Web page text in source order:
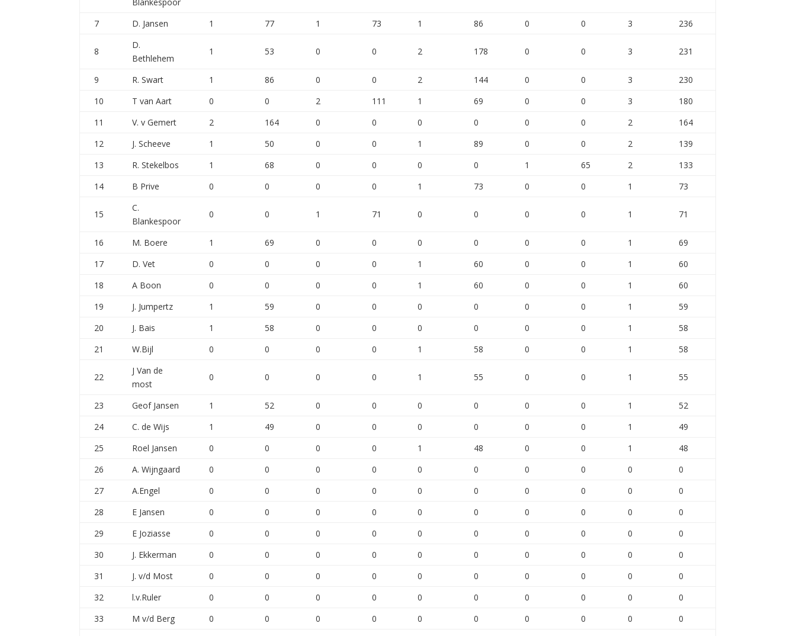
7 D. Jansen 1 77 1 73 1 86 0 0 3 236
8
D.
Bethlehem
1 53 0 0 2 178 0 0 3 231
9 R. Swart 1 86 0 0 2 144 0 0 3
230
10
T van Aart 0 0 2 111 1 69 0 0 3
180
11
V. v Gemert 2 164 0 0 0 0 0 0 2
164
12
J. Scheeve 1 50 0 0 1 89 0 0 2
139
13
R. Stekelbos 1 68 0 0 0 0 1 65 2
133
14
B Prive 0 0 0 0 1 73 0 0 1 73
15
C.
Blankespoor
0 0 1 71 0 0 0 0 1 71
16 M. Boere 1 69 0 0 0 0 0 0 1
69
17
D. Vet 0 0 0 0 1 60 0 0 1
60
18
A Boon 0 0 0 0 1 60 0 0 1
60
19
J. Jumpertz 1 59 0 0 0 0 0 0 1
59
20
J. Bais 1 58 0 0 0 0 0 0 1
58
21
W.Bijl 0 0 0 0 1 58 0 0 1 58
22
J Van de
most
0 0 0 0 1 55 0 0 1 55
23 Geof Jansen 1 52 0 0 0 0 0 0 1
52
24
C. de Wijs 1 49 0 0 0 0 0 0 1
49
25
Roel Jansen 0 0 0 0 1 48 0 0 1
48
26
A. Wijngaard 0 0 0 0 0 0 0 0 0
0
27
A.Engel 0 0 0 0 0 0 0 0 0
0
28
E Jansen 0 0 0 0 0 0 0 0 0
0
29
E Joziasse 0 0 0 0 0 0 0 0 0
0
30
J. Ekkerman 0 0 0 0 0 0 0 0 0
0
31
J. v/d Most 0 0 0 0 0 0 0 0 0
0
32
l.v.Ruler 0 0 0 0 0 0 0 0 0
0
33
M v/d Berg 0 0 0 0 0 0 0 0 0
0